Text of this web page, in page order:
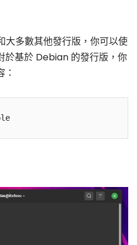
多數其他發行版，你可以使
於基於 Debian 的發行版，你